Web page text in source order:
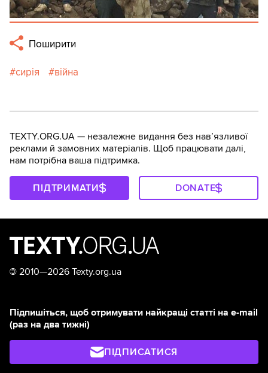
Поширити
сирія війна
TEXTY.ORG.UA — незалежне видання без навʼязливої
реклами й замовних матеріалів. Щоб працювати далі,
нам потрібна ваша підтримка.
ПІДТРИМАТИ DONATE
© 2010—2026 Texty.org.ua
Підпишіться, щоб отримувати найкращі статті на e-mail
(раз на два тижні)
ПІДПИСАТИСЯ